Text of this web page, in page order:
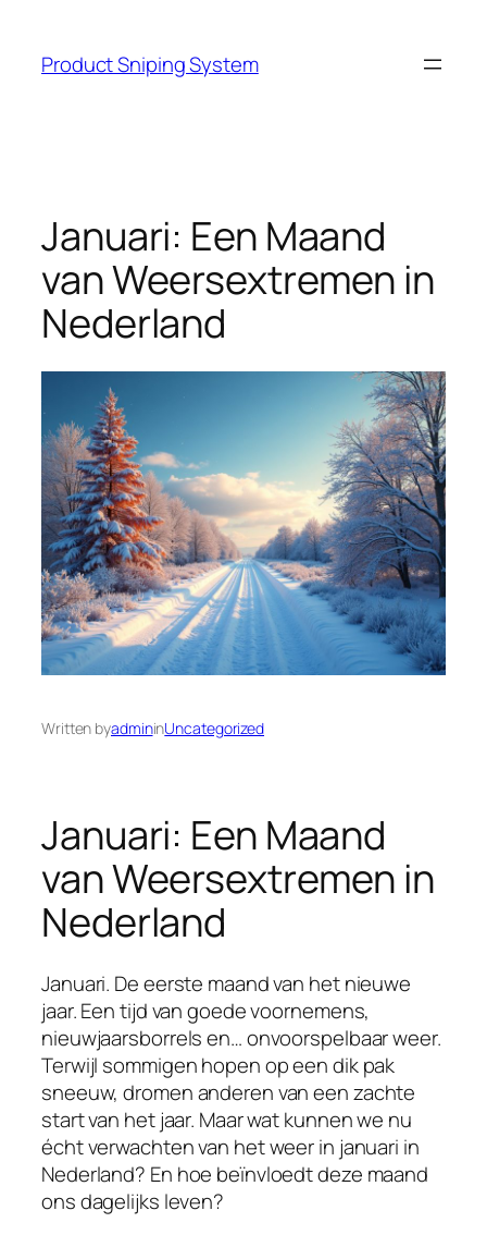
content
Product Sniping System
Januari: Een Maand
van Weersextremen in
Nederland
Written byadmininUncategorized
Januari: Een Maand
van Weersextremen in
Nederland
Januari. De eerste maand van het nieuwe
jaar. Een tijd van goede voornemens,
nieuwjaarsborrels en… onvoorspelbaar weer.
Terwijl sommigen hopen op een dik pak
sneeuw, dromen anderen van een zachte
start van het jaar. Maar wat kunnen we nu
écht verwachten van het weer in januari in
Nederland? En hoe beïnvloedt deze maand
ons dagelijks leven?